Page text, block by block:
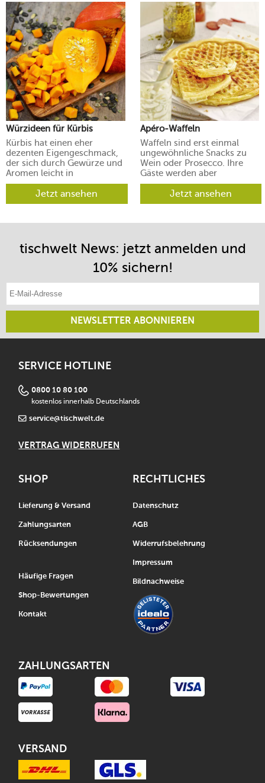
Würzideen für Kürbis
Kürbis hat einen eher
dezenten Eigengeschmack,
der sich durch Gewürze und
Aromen leicht in
verschiedene Richtungen
lenken lässt.Jetzt ansehen
Apéro-Waffeln
Waffeln sind erst einmal
ungewöhnliche Snacks zu
Wein oder Prosecco. Ihre
Gäste werden aber
begeistert sein.
Jetzt ansehen
tischwelt News: jetzt anmelden und
10% sichern!
E-Mail-Adresse eintragen
NEWSLETTER ABONNIEREN
SERVICE HOTLINE
0800 10 80 100
kostenlos innerhalb Deutschlands
service@tischwelt.de
VERTRAG WIDERRUFEN
SHOP
Lieferung & Versand
Zahlungsarten
Rücksendungen
Häufige Fragen
Shop-Bewertungen
Kontakt
RECHTLICHES
Datenschutz
AGB
Widerrufsbelehrung
Impressum
Bildnachweise
ZAHLUNGSARTEN
VERSAND